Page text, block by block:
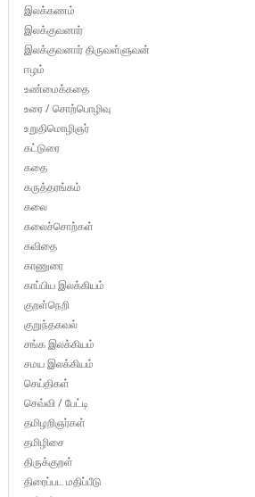
இலக்கணம்
இலக்குவனார்
இலக்குவனார் திருவள்ளுவன்
ஈழம்
உண்மைக்கதை
உரை / சொற்பொழிவு
உறுதிமொழிஞர்
கட்டுரை
கதை
கருத்தரங்கம்
கலை
கலைச்சொற்கள்
கவிதை
காணுரை
காப்பிய இலக்கியம்
குறள்நெறி
குறுந்தகவல்
சங்க இலக்கியம்
சமய இலக்கியம்
செய்திகள்
செவ்வி / பேட்டி
தமிழறிஞர்கள்
தமிழிசை
திருக்குறள்
திரைப்பட மதிப்பீடு